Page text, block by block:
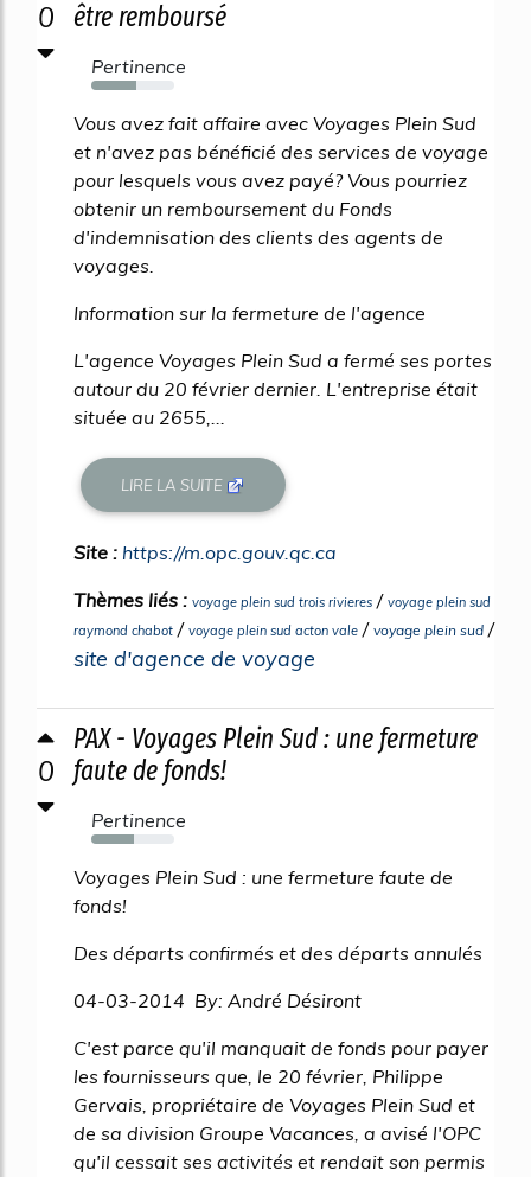
0
être remboursé
Pertinence
54%
Vous avez fait affaire avec Voyages Plein Sud
et n'avez pas bénéficié des services de voyage
pour lesquels vous avez payé? Vous pourriez
obtenir un remboursement du Fonds
d'indemnisation des clients des agents de
voyages.
Information sur la fermeture de l'agence
L'agence Voyages Plein Sud a fermé ses portes
autour du 20 février dernier. L'entreprise était
située au 2655,...
LIRE LA SUITE
Site : https://m.opc.gouv.qc.ca
Thèmes liés : voyage plein sud trois rivieres / voyage plein sud
raymond chabot / voyage plein sud acton vale / voyage plein sud /
site d'agence de voyage
0
PAX - Voyages Plein Sud : une fermeture
faute de fonds!
Pertinence
52%
Voyages Plein Sud : une fermeture faute de
fonds!
Des départs confirmés et des départs annulés
04-03-2014 By: André Désiront
C'est parce qu'il manquait de fonds pour payer
les fournisseurs que, le 20 février, Philippe
Gervais, propriétaire de Voyages Plein Sud et
de sa division Groupe Vacances, a avisé l'OPC
qu'il cessait ses activités et rendait son permis